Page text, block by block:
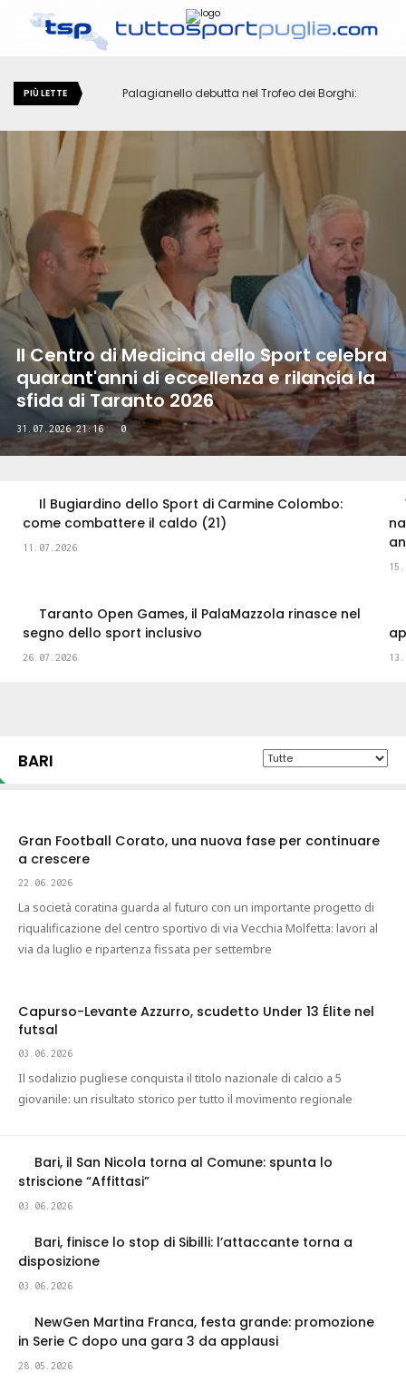
PIÙ LETTE
Palagianello debutta nel Trofeo dei Borghi:
Tra gli ulivi di Lamacupa un viaggio
Il Centro di Medicina dello Sport celebra
quarant'anni di eccellenza e rilancia la
sfida di Taranto 2026
31.07.2026 21:16 0
Il Bugiardino dello Sport di Carmine Colombo:
come combattere il caldo (21)
11.07.2026
Taranto Open Games, il PalaMazzola rinasce nel
segno dello sport inclusivo
26.07.2026
BARI
Gran Football Corato, una nuova fase per continuare
a crescere
22.06.2026
La società coratina guarda al futuro con un importante progetto di
riqualificazione del centro sportivo di via Vecchia Molfetta: lavori al
via da luglio e ripartenza fissata per settembre
Capurso-Levante Azzurro, scudetto Under 13 Élite nel
futsal
03.06.2026
Il sodalizio pugliese conquista il titolo nazionale di calcio a 5
giovanile: un risultato storico per tutto il movimento regionale
Bari, il San Nicola torna al Comune: spunta lo
striscione “Affittasi”
03.06.2026
Bari, finisce lo stop di Sibilli: l’attaccante torna a
disposizione
03.06.2026
NewGen Martina Franca, festa grande: promozione
in Serie C dopo una gara 3 da applausi
28.05.2026